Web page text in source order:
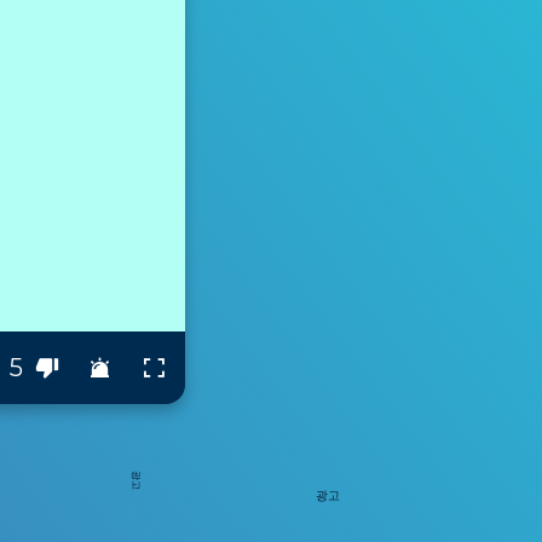
광고
광고
5